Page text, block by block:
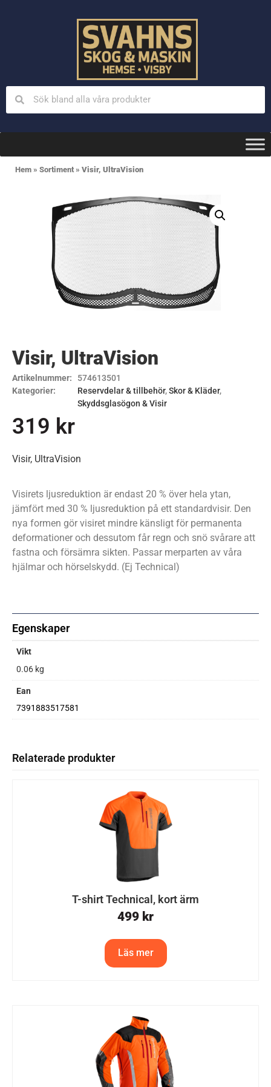
Hem » Sortiment » Visir, UltraVision
Visir, UltraVision
Artikelnummer:
574613501
Kategorier:
Reservdelar & tillbehör,Skor & Kläder,
Skyddsglasögon & Visir
319 kr
Visir, UltraVision
Visirets ljusreduktion är endast 20 % över hela ytan,
jämfört med 30 % ljusreduktion på ett standardvisir. Den
nya formen gör visiret mindre känsligt för permanenta
deformationer och dessutom får regn och snö svårare att
fastna och försämra sikten. Passar merparten av våra
hjälmar och hörselskydd. (Ej Technical)
Egenskaper
Vikt
0.06 kg
Ean
7391883517581
Relaterade produkter
T-shirt Technical, kort ärm
499 kr
Läs mer